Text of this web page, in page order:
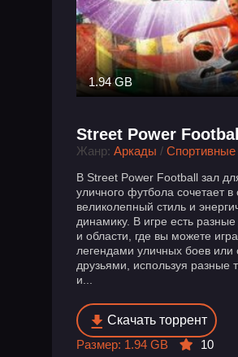
1.94 GB
Street Power Football
Жанр: Аркады / Спортивные
В Street Power Football зал
уличного футбола сочетает в
великолепный стиль и
динамику. В игре есть
и области, где вы можете
легендами уличных боев или
друзьями, используя разные
и...
Скачать торрент
Размер: 1.94 GB
10